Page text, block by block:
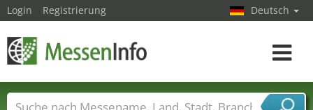
Login Registrierung Deutsch
Toggle